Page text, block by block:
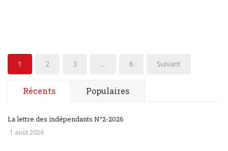
1 2 3 … 6 Suivant
Récents Populaires
La lettre des indépendants N°2-2026
1 août 2026